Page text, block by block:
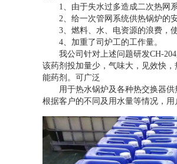
1、由于失水过多造成二次热网系
2、给一次管网系统供热锅炉的安
3、燃料、水、电资源的浪费，使
4、加重了司炉工的工作量。
我公司针对上述问题研发CH-204
该药剂投加量少，气味大，见效快
能药剂。可广泛
用于热水锅炉及各种热交换器供热
根据客户的不同及用水量等情况，用